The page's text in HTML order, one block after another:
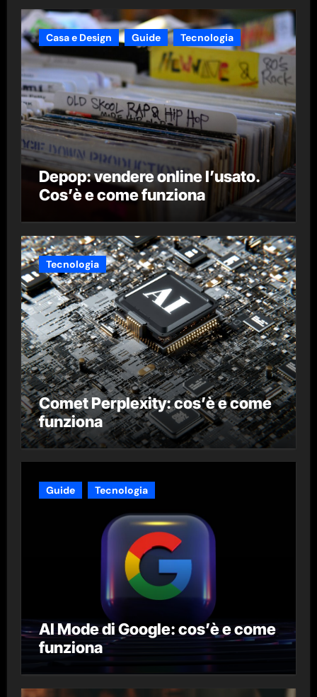
Casa e Design Guide Tecnologia
Depop: vendere online l’usato.
Cos’è e come funziona
Tecnologia
Comet Perplexity: cos’è e come
funziona
Guide Tecnologia
AI Mode di Google: cos’è e come
funziona